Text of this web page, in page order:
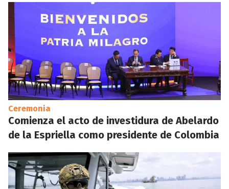
Ceremonia
Comienza el acto de investidura de Abelardo
de la Espriella como presidente de Colombia